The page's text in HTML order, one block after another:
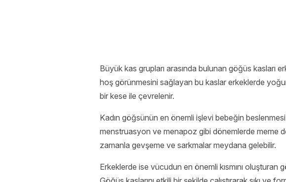
Büyük kas grupları arasında bulunan göğüs kasları
hoş görünmesini sağlayan bu kaslar erkeklerde
bir kese ile çevrelenir.
Kadın göğsünün en önemli işlevi bebeğin
menstruasyon ve menapoz gibi dönemlerde meme
zamanla gevşeme ve sarkmalar meydana gelebilir.
Erkeklerde ise vücudun en önemli kısmını